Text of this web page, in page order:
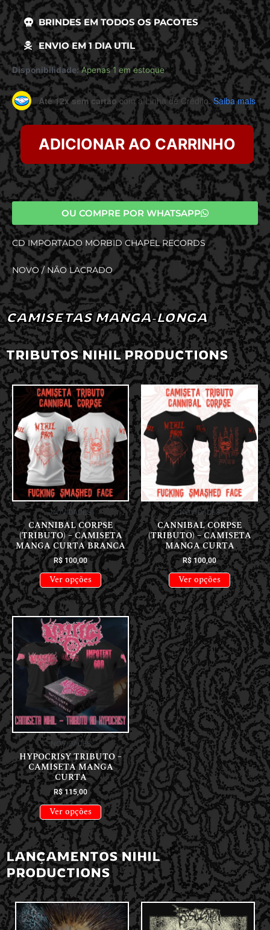
BRINDES EM TODOS OS PACOTES
ENVIO EM 1 DIA UTIL
Disponibilidade: Apenas 1 em estoque
Até 12x sem cartãocom a Linha de Crédito. Saiba mais
ADICIONAR AO CARRINHO
OU COMPRE POR WHATSAPP
CD IMPORTADO MORBID CHAPEL RECORDS
NOVO / NÃO LACRADO
CAMISETAS MANGA-LONGA
TRIBUTOS NIHIL PRODUCTIONS
NOVIDADES
CANNIBAL CORPSE
(TRIBUTO) – CAMISETA
MANGA CURTA BRANCA
R$100,00
Ver opções
NOVIDADES
CANNIBAL CORPSE
(TRIBUTO) – CAMISETA
MANGA CURTA
R$100,00
Ver opções
NOVIDADES
HYPOCRISY TRIBUTO –
CAMISETA MANGA
CURTA
R$115,00
Ver opções
LANÇAMENTOS NIHIL
PRODUCTIONS